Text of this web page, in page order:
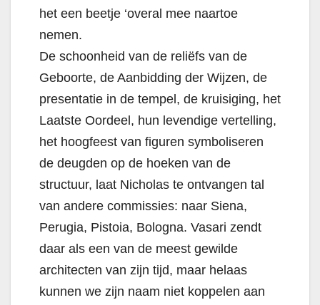
het een beetje ‘overal mee naartoe
nemen.
De schoonheid van de reliëfs van de
Geboorte, de Aanbidding der Wijzen, de
presentatie in de tempel, de kruisiging, het
Laatste Oordeel, hun levendige vertelling,
het hoogfeest van figuren symboliseren
de deugden op de hoeken van de
structuur, laat Nicholas te ontvangen tal
van andere commissies: naar Siena,
Perugia, Pistoia, Bologna. Vasari zendt
daar als een van de meest gewilde
architecten van zijn tijd, maar helaas
kunnen we zijn naam niet koppelen aan